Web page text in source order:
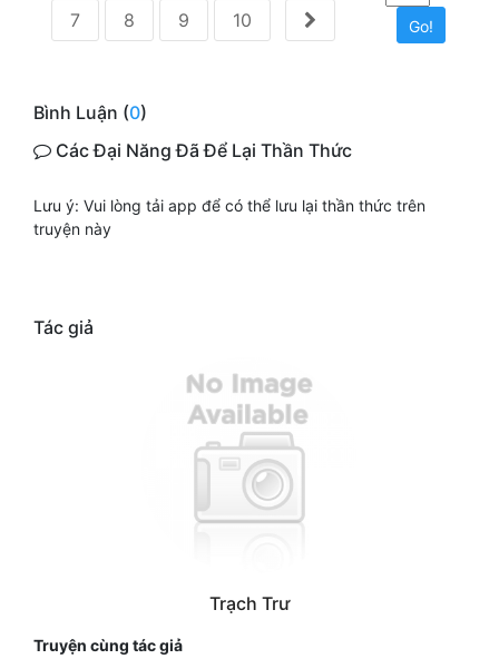
7 8 9 10
Go!
Bình Luận (0)
Các Đại Năng Đã Để Lại Thần Thức
Lưu ý: Vui lòng tải app để có thể lưu lại thần thức trên
truyện này
Tác giả
Trạch Trư
Truyện cùng tác giả